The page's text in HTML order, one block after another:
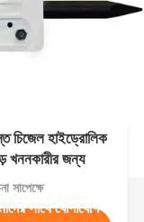
চিজেল হাইড্রোলিক
জন্য
সাপেক্ষে
সাথে যোগাযোগ